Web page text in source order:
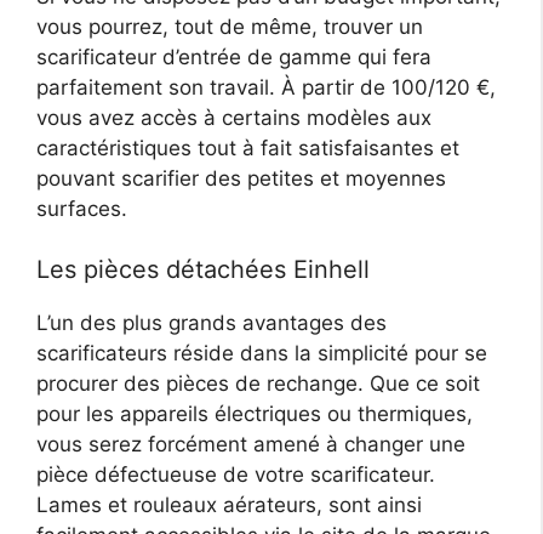
vous pourrez, tout de même, trouver un
scarificateur d’entrée de gamme qui fera
parfaitement son travail. À partir de 100/120 €,
vous avez accès à certains modèles aux
caractéristiques tout à fait satisfaisantes et
pouvant scarifier des petites et moyennes
surfaces.
Les pièces détachées Einhell
L’un des plus grands avantages des
scarificateurs réside dans la simplicité pour se
procurer des pièces de rechange. Que ce soit
pour les appareils électriques ou thermiques,
vous serez forcément amené à changer une
pièce défectueuse de votre scarificateur.
Lames et rouleaux aérateurs, sont ainsi